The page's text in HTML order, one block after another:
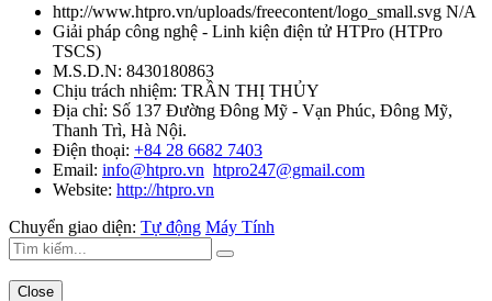
http://www.htpro.vn/uploads/freecontent/logo_small.svg N/A
Giải pháp công nghệ - Linh kiện điện tử HTPro (HTPro
TSCS)
M.S.D.N: 8430180863
Chịu trách nhiệm: TRẦN THỊ THỦY
Địa chỉ: Số 137 Đường Đông Mỹ - Vạn Phúc, Đông Mỹ,
Thanh Trì, Hà Nội.
Điện thoại: +84 28 6682 7403
Email: info@htpro.vn htpro247@gmail.com
Website: http://htpro.vn
Chuyển giao diện: Tự động Máy Tính
Close